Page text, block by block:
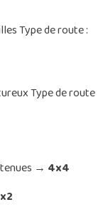
Type de route :
Type de route
→ 4x4